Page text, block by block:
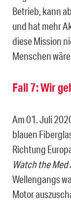
Betrieb, kann
und hat mehr
diese Mission
Menschen
Fall 7: Wir
Am 01. Juli
blauen
Richtung
Watch the
Wellengangs
Motor